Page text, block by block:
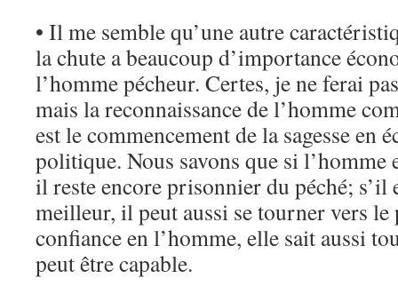
• Il me semble qu’une autre
la chute a beaucoup d’importance
l’homme pécheur. Certes, je ne ferai
mais la reconnaissance de l’homme
est le commencement de la sagesse en
politique. Nous savons que si l’homme
il reste encore prisonnier du péché; s’il
meilleur, il peut aussi se tourner vers le
confiance en l’homme, elle sait aussi
peut être capable.